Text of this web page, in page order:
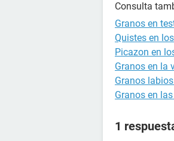
Consulta
Granos en
Quistes en
Picazon en
Granos en la
Granos
Granos en
1